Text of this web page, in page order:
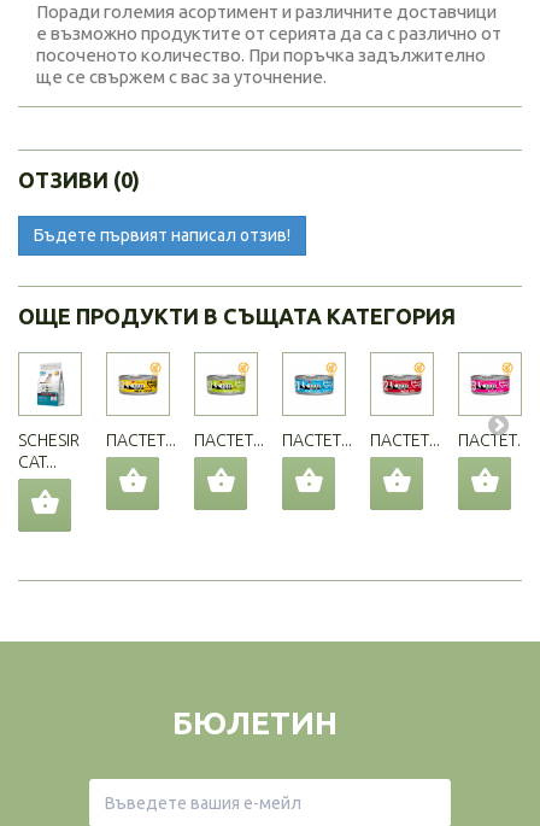
Поради големия асортимент и различните доставчици
е възможно продуктите от серията да са с различно от
посоченото количество. При поръчка задължително
ще се свържем с вас за уточнение.
ОТЗИВИ (0)
Бъдете първият написал отзив!
ОЩЕ ПРОДУКТИ В СЪЩАТА КАТЕГОРИЯ
SCHESIR
CAT...
ПАСТЕТ... ПАСТЕТ... ПАСТЕТ... ПАСТЕТ... ПАСТЕТ...
БЮЛЕТИН